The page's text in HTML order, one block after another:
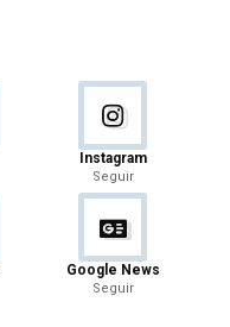
Instagram
Seguir
Google News
Seguir